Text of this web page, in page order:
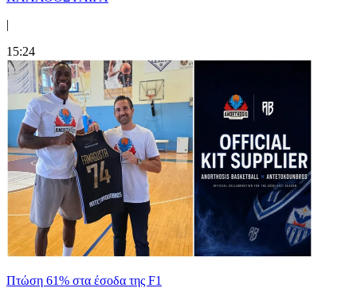
|
15:24
Πτώση 61% στα έσοδα της F1